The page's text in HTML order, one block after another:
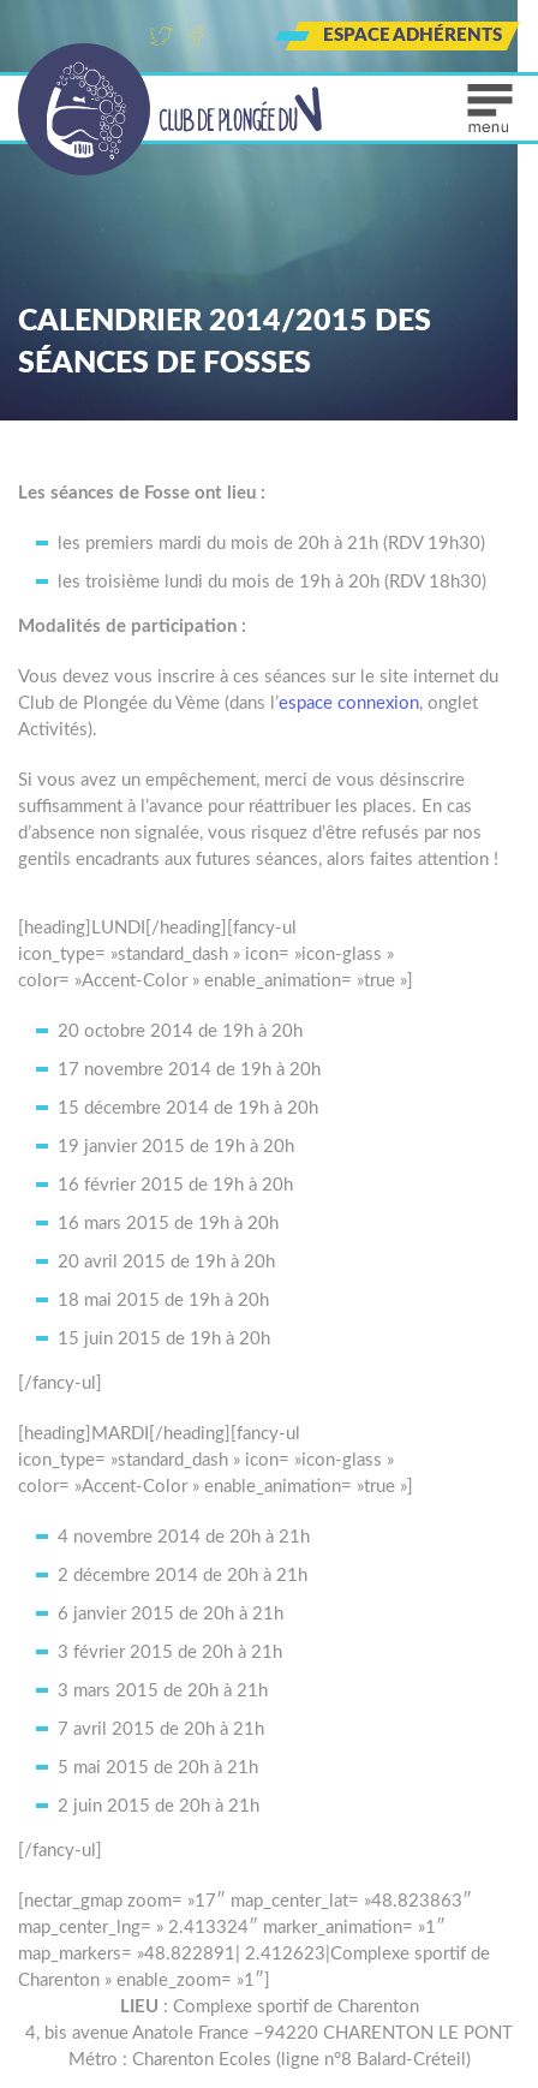
er
bo
ok
ra
m
ESPACE ADHÉRENTS
CALENDRIER 2014/2015 DES
SÉANCES DE FOSSES
Les séances de Fosse ont lieu :
les premiers mardi du mois de 20h à 21h (RDV 19h30)
les troisième lundi du mois de 19h à 20h (RDV 18h30)
Modalités de participation :
Vous devez vous inscrire à ces séances sur le site internet du
Club de Plongée du Vème (dans l’espace connexion, onglet
Activités).
Si vous avez un empêchement, merci de vous désinscrire
suffisamment à l’avance pour réattribuer les places. En cas
d’absence non signalée, vous risquez d’être refusés par nos
gentils encadrants aux futures séances, alors faites attention !
[heading]LUNDI[/heading][fancy-ul
icon_type= »standard_dash » icon= »icon-glass »
color= »Accent-Color » enable_animation= »true »]
20 octobre 2014 de 19h à 20h
17 novembre 2014 de 19h à 20h
15 décembre 2014 de 19h à 20h
19 janvier 2015 de 19h à 20h
16 février 2015 de 19h à 20h
16 mars 2015 de 19h à 20h
20 avril 2015 de 19h à 20h
18 mai 2015 de 19h à 20h
15 juin 2015 de 19h à 20h
[/fancy-ul]
[heading]MARDI[/heading][fancy-ul
icon_type= »standard_dash » icon= »icon-glass »
color= »Accent-Color » enable_animation= »true »]
4 novembre 2014 de 20h à 21h
2 décembre 2014 de 20h à 21h
6 janvier 2015 de 20h à 21h
3 février 2015 de 20h à 21h
3 mars 2015 de 20h à 21h
7 avril 2015 de 20h à 21h
5 mai 2015 de 20h à 21h
2 juin 2015 de 20h à 21h
[/fancy-ul]
[nectar_gmap zoom= »17″ map_center_lat= »48.823863″
map_center_lng= » 2.413324″ marker_animation= »1″
map_markers= »48.822891| 2.412623|Complexe sportif de
Charenton » enable_zoom= »1″]
LIEU : Complexe sportif de Charenton
4, bis avenue Anatole France –94220 CHARENTON LE PONT
Métro : Charenton Ecoles (ligne n°8 Balard-Créteil)